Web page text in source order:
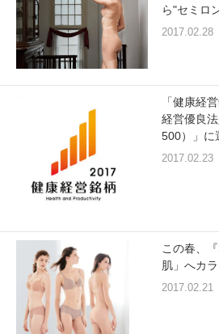
店舗検索
新着情報
重要なお知らせ
お知らせ
ワコールウェブストア
公式アプリ
ら"セミロ
2017.02.28
「健康経
経営優良
500）」に
2017.02.23
この春、
肌」へカ
2017.02.21